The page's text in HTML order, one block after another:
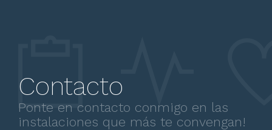
Contacto
Ponte en contacto conmigo en las
instalaciones que más te convengan!